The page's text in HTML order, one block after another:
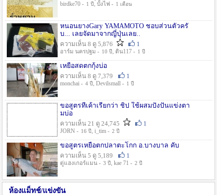
birdke70 - 1 ปี , บั้งไฟ - 1 เดือน
หนอนยางGary YAMAMOTO ชอบส่วนตัวครั
บ... เลยจัดมาจากญี่ปุ่นเลย..
ความเห็น 8 ดู 5,876
1
อาร์ม นครปฐม - 10 ปี , ดิน117 - 1 ปี
เหยื่อสดตกกุ้งบ่อ
ความเห็น 8 ดู 7,379
1
monchai - 4 ปี , Devilsmall - 1 ปี
ขอสูตรที่เค้าเรียกว่า ชิป ใช้ผสมปังปั่นแข่งตา
มบ่อ
ความเห็น 21 ดู 24,745
1
JORN - 16 ปี , i_tim - 2 ปี
ขอสูตรเหยื่อตกปลาตะโกก อ.บางบาล คับ
ความเห็น 5 ดู 5,189
1
ตู่แฮงเกอร์แมน - 3 ปี , kae 71 - 2 ปี
ห้องแม็ทช์/แข่งขัน